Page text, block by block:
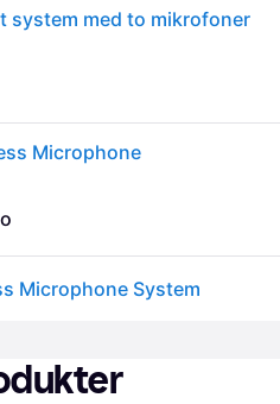
system med to mikrofoner
Microphone
Microphone System